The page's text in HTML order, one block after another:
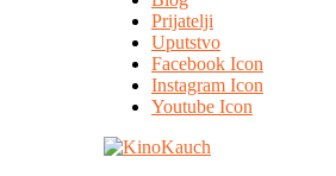
Prijatelji
Uputstvo
Facebook Icon
Instagram Icon
Youtube Icon